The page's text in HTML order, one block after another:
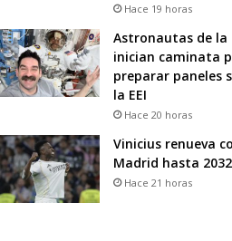
Hace 19 horas
Astronautas de la
inician caminata
preparar paneles
la EEI
Hace 20 horas
Vinicius renueva
Madrid hasta 2032
Hace 21 horas